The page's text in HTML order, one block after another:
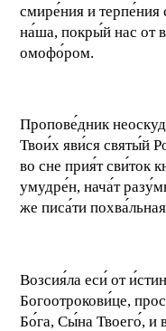
смире́ния и
на́ша, покры́й нас от
омофо́ром.
Пропове́дник
Твои́х яви́ся святы́й
во сне прия́т сви́ток
умудре́н, нача́т
же писа́ти
Возсия́ла еси́ от
Богоотрокови́це,
Бо́га, Сы́на Твоего́, и